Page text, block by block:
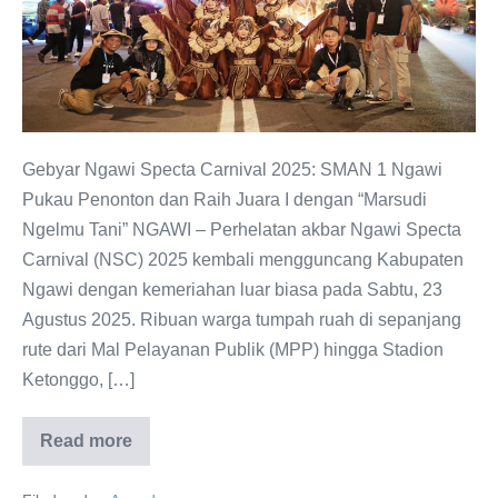
2025:
“Marsudi
Ngelmu
Tani”
Antarkan
SMAN
1
Ngawi
Raih
Juara
Pertama
Gebyar Ngawi Specta Carnival 2025: SMAN 1 Ngawi
Pukau Penonton dan Raih Juara I dengan “Marsudi
Ngelmu Tani” NGAWI – Perhelatan akbar Ngawi Specta
Carnival (NSC) 2025 kembali mengguncang Kabupaten
Ngawi dengan kemeriahan luar biasa pada Sabtu, 23
Agustus 2025. Ribuan warga tumpah ruah di sepanjang
rute dari Mal Pelayanan Publik (MPP) hingga Stadion
Ketonggo, […]
Read more
Gebyar
Ngawi